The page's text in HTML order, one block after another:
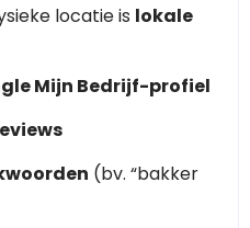
locatie is lokale
Mijn Bedrijf-profiel
(bv. “bakker